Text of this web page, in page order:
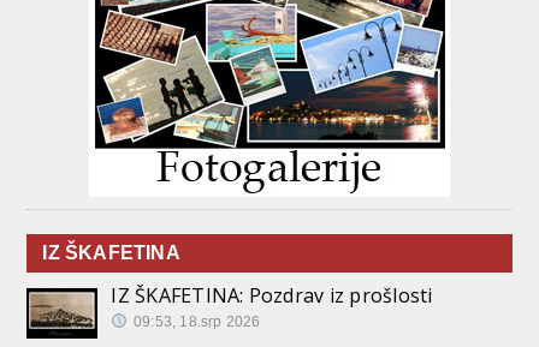
IZ ŠKAFETINA
IZ ŠKAFETINA: Pozdrav iz prošlosti
09:53, 18.srp 2026